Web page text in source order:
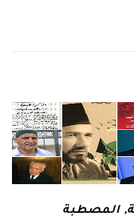
,المصطبة